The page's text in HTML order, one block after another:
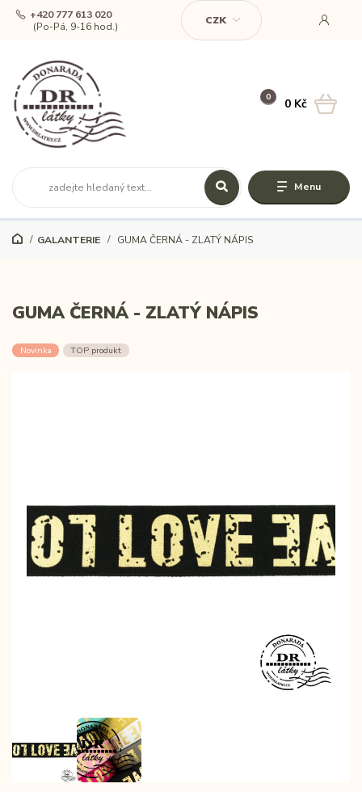
Menu
CZK
+420 777 613 020
(Po-Pá, 9-16 hod.)
0 0 Kč
GALANTERIE GUMA ČERNÁ - ZLATÝ NÁPIS
GUMA ČERNÁ - ZLATÝ NÁPIS
Novinka TOP produkt